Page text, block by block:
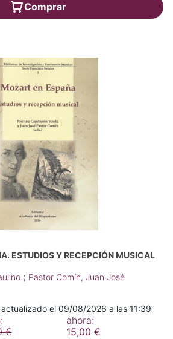
Comprar
ESTUDIOS Y RECEPCIÓN MUSICAL
; Pastor Comín, Juan José
el 09/08/2026 a las 11:39
€
ahora:
15,00 €